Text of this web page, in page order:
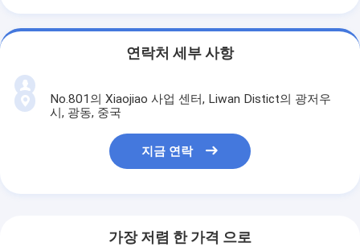
연락처 세부 사항
No.801의 Xiaojiao 사업 센터, Liwan Distict의 광저우
시, 광동, 중국
지금 연락
가장 저렴 한 가격 으로